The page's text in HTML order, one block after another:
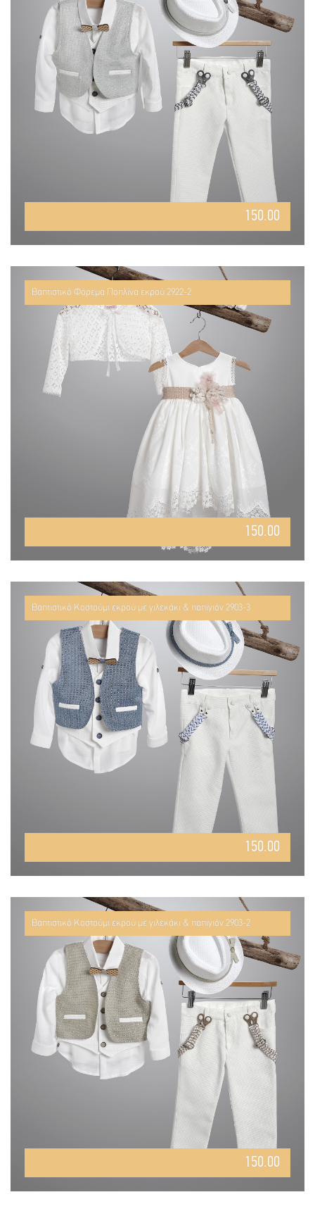
150.00
Βαπτιστικό Φόρεμα Ποπλίνα εκρού 2922-2
150.00
Βαπτιστικό Κοστούμι εκρού με γιλεκάκι & παπιγιόν 2903-3
150.00
Βαπτιστικό Κοστούμι εκρού με γιλεκάκι & παπιγιόν 2903-2
150.00